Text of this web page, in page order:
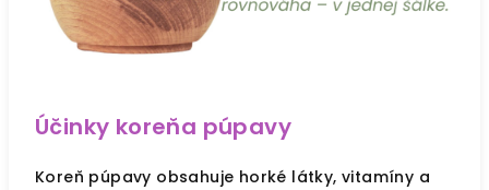
Účinky koreňa púpavy
Koreň púpavy obsahuje horké látky, vitamíny a